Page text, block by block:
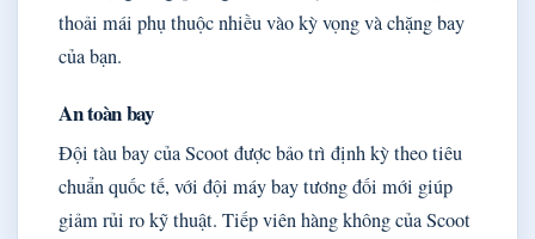
thoải mái phụ thuộc nhiều vào kỳ vọng và chặng bay
của bạn.
An toàn bay
Đội tàu bay của Scoot được bảo trì định kỳ theo tiêu
chuẩn quốc tế, với đội máy bay tương đối mới giúp
giảm rủi ro kỹ thuật. Tiếp viên hàng không của Scoot